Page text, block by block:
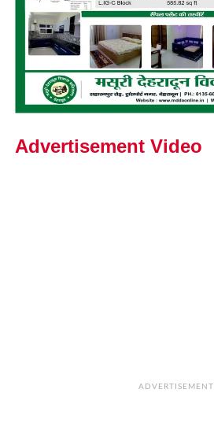
Advertisement Video
ADVERTISEMENT